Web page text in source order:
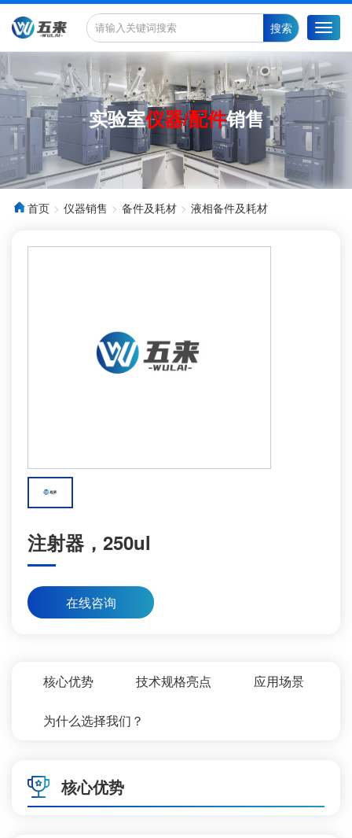
搜索
实验室仪器/配件销售
首页 仪器销售 备件及耗材 液相备件及耗材
注射器，250ul
在线咨询
核心优势 技术规格亮点 应用场景
为什么选择我们？
核心优势